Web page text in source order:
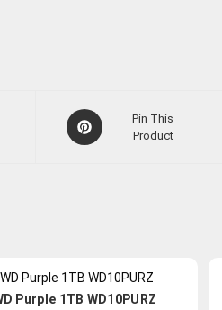
Opens
in
Pin This
Product
Purple 1TB WD10PURZ